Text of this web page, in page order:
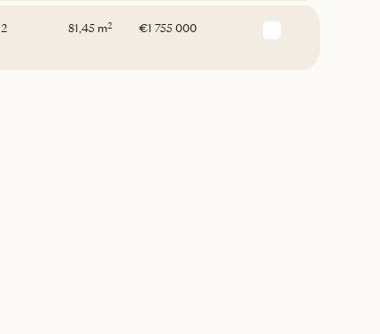
2 81,45 m2 €1 755 000